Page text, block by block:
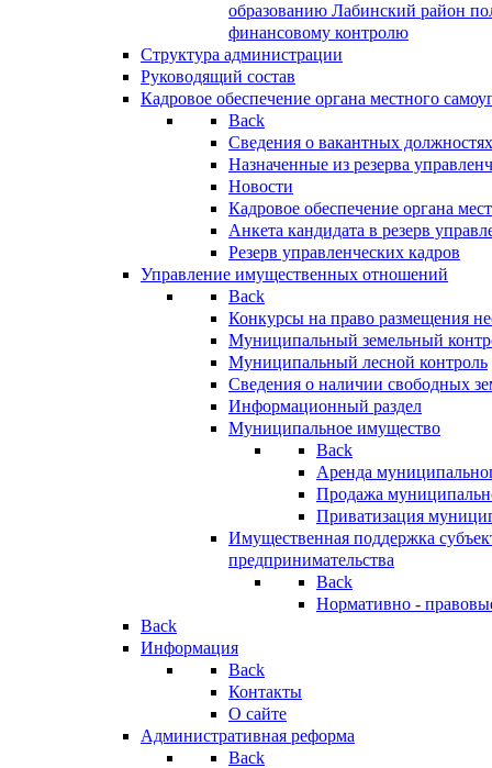
образованию Лабинский район
финансовому контролю
Структура администрации
Руководящий состав
Кадровое обеспечение органа местного
Back
Сведения о вакантных
Назначенные из резерва
Новости
Кадровое обеспечение органа
Анкета кандидата в резерв
Резерв управленческих кадров
Управление имущественных отношений
Back
Конкурсы на право размещения
Муниципальный земельный
Муниципальный лесной контроль
Сведения о наличии свободных
Информационный раздел
Муниципальное имущество
Back
Аренда
Продажа
Приватизация
Имущественная поддержка
предпринимательства
Back
Нормативно -
Back
Информация
Back
Контакты
О сайте
Административная реформа
Back